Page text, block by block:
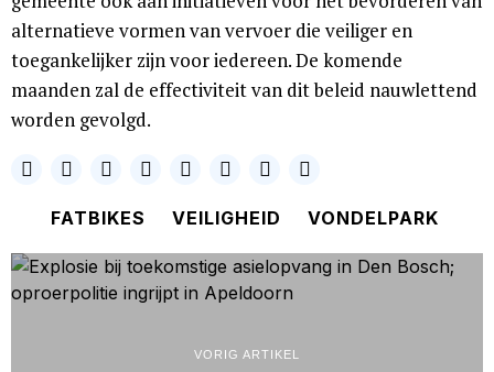
alternatieve vormen van vervoer die veiliger en
toegankelijker zijn voor iedereen. De komende
maanden zal de effectiviteit van dit beleid nauwlettend
worden gevolgd.
FATBIKES VEILIGHEID VONDELPARK
VORIG ARTIKEL